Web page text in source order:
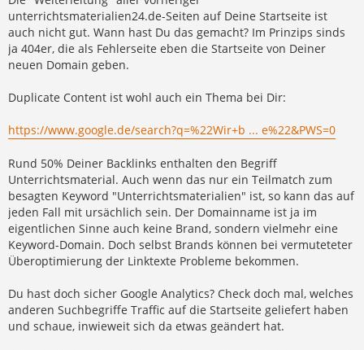
unterrichtsmaterialien24.de-Seiten auf Deine Startseite ist
auch nicht gut. Wann hast Du das gemacht? Im Prinzips sinds
ja 404er, die als Fehlerseite eben die Startseite von Deiner
neuen Domain geben.
Duplicate Content ist wohl auch ein Thema bei Dir:
https://www.google.de/search?q=%22Wir+b ... e%22&PWS=0
Rund 50% Deiner Backlinks enthalten den Begriff
Unterrichtsmaterial. Auch wenn das nur ein Teilmatch zum
besagten Keyword "Unterrichtsmaterialien" ist, so kann das auf
jeden Fall mit ursächlich sein. Der Domainname ist ja im
eigentlichen Sinne auch keine Brand, sondern vielmehr eine
Keyword-Domain. Doch selbst Brands können bei vermuteteter
Überoptimierung der Linktexte Probleme bekommen.
Du hast doch sicher Google Analytics? Check doch mal, welches
anderen Suchbegriffe Traffic auf die Startseite geliefert haben
und schaue, inwieweit sich da etwas geändert hat.